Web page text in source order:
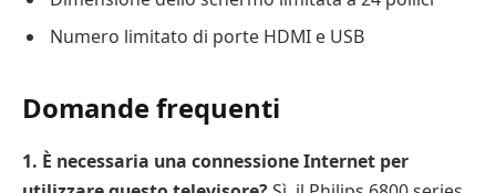
Numero limitato di porte HDMI e USB
Domande frequenti
1. È necessaria una connessione Internet per